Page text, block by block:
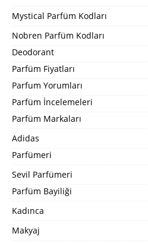
Mystical Parfüm Kodları
Nobren Parfüm Kodları
Deodorant
Parfüm Fiyatları
Parfum Yorumları
Parfüm İncelemeleri
Parfüm Markaları
Adidas
Parfümeri
Sevil Parfümeri
Parfüm Bayiliği
Kadınca
Makyaj